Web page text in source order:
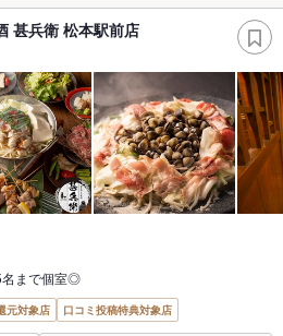
甚兵衛 松本駅前店
まで個室◎
元対象店 口コミ投稿特典対象店